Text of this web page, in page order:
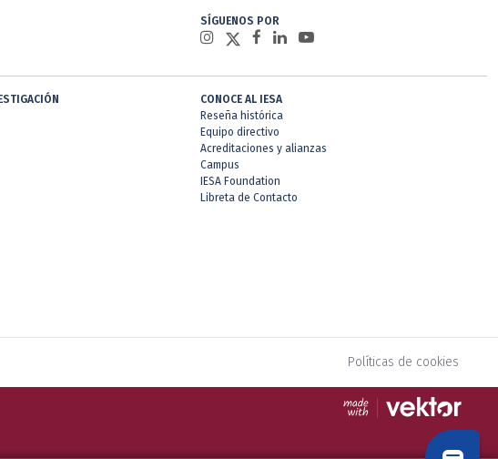
SÍGUENOS POR
CONOCE AL IESA
Reseña histórica
Equipo directivo
Acreditaciones y alianzas
Campus
IESA Foundation
Libreta de Contacto
Políticas de cookies